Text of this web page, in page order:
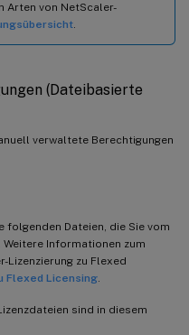
Arten von NetScaler-
.
(Dateibasierte
verwaltete Berechtigungen
folgenden Dateien, die Sie vom
Informationen zum
Lizenzierung zu Flexed
Flexed Licensing.
sind in diesem